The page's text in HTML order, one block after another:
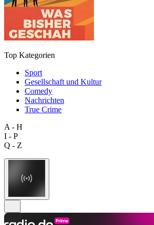
Top Kategorien
Sport
Gesellschaft und Kultur
Comedy
Nachrichten
True Crime
A - H
I - P
Q - Z